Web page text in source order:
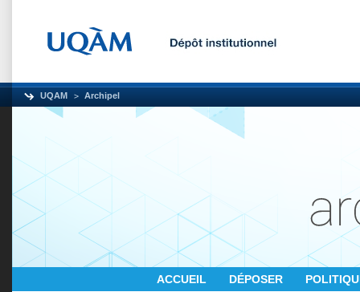
UQAM Archipel
ACCUEIL DÉPOSER